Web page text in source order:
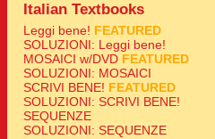
Italian Textbooks
Leggi bene! FEATURED
SOLUZIONI: Leggi bene!
MOSAICI w/DVD FEATURED
SOLUZIONI: MOSAICI
SCRIVI BENE! FEATURED
SOLUZIONI: SCRIVI BENE!
SEQUENZE
SOLUZIONI: SEQUENZE